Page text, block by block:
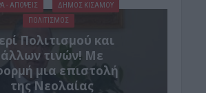
- ΑΠΟΨΕΙΣ
ΔΉΜΟΣ ΚΙΣΆΜΟΥ
ΠΟΛΙΤΙΣΜΟΣ
Πολιτισμού και
άλλων τινών! Mε
μια επιστολή
της Νεολαίας